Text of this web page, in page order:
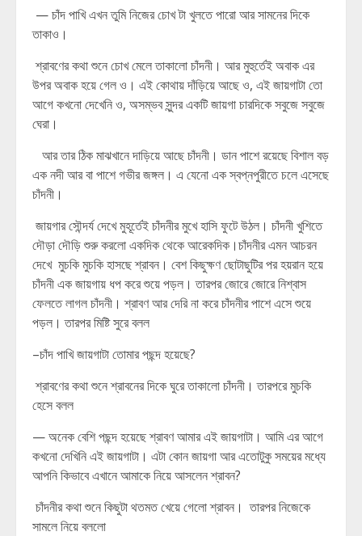
— চাঁদ পাখি এখন তুমি নিজের চোখ টা খুলতে পারো আর সামনের দিকে
তাকাও।
শ্রাবণের কথা শুনে চোখ মেলে তাকালো চাঁদনী। আর মুহুর্তেই অবাক এর
উপর অবাক হয়ে গেল ও। এই কোথায় দাঁড়িয়ে আছে ও, এই জায়গাটা তো
আগে কখনো দেখেনি ও, অসম্ভব সুন্দর একটি জায়গা চারদিকে সবুজে সবুজে
ঘেরা।
আর তার ঠিক মাঝখানে দাড়িয়ে আছে চাঁদনী। ডান পাশে রয়েছে বিশাল বড়
এক নদী আর বা পাশে গভীর জঙ্গল। এ যেনো এক স্বপ্নপুরীতে চলে এসেছে
চাঁদনী।
জায়গার সৌন্দর্য দেখে মুহূর্তেই চাঁদনীর মুখে হাসি ফুটে উঠল। চাঁদনী খুশিতে
দৌড়া দৌড়ি শুরু করলো একদিক থেকে আরেকদিক।চাঁদনীর এমন আচরন
দেখে মুচকি মুচকি হাসছে শ্রাবন। বেশ কিছুক্ষণ ছোটাছুটির পর হয়রান হয়ে
চাঁদনী এক জায়গায় ধপ করে শুয়ে পড়ল। তারপর জোরে জোরে নিশ্বাস
ফেলতে লাগল চাঁদনী। শ্রাবণ আর দেরি না করে চাঁদনীর পাশে এসে শুয়ে
পড়ল। তারপর মিষ্টি সুরে বলল
–চাঁদ পাখি জায়গাটা তোমার পছন্দ হয়েছে?
শ্রাবণের কথা শুনে শ্রাবনের দিকে ঘুরে তাকালো চাঁদনী। তারপরে মুচকি
হেসে বলল
— অনেক বেশি পছন্দ হয়েছে শ্রাবণ আমার এই জায়গাটা। আমি এর আগে
কখনো দেখিনি এই জায়গাটা। এটা কোন জায়গা আর এতোটুকু সময়ের মধ্যে
আপনি কিভাবে এখানে আমাকে নিয়ে আসলেন শ্রাবন?
চাঁদনীর কথা শুনে কিছুটা থতমত খেয়ে গেলো শ্রাবন। তারপর নিজেকে
সামলে নিয়ে বললো